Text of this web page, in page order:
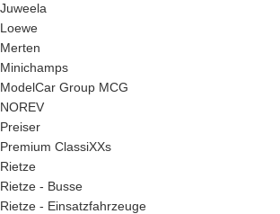
Juweela
Loewe
Merten
Minichamps
ModelCar Group MCG
NOREV
Preiser
Premium ClassiXXs
Rietze
Rietze - Busse
Rietze - Einsatzfahrzeuge